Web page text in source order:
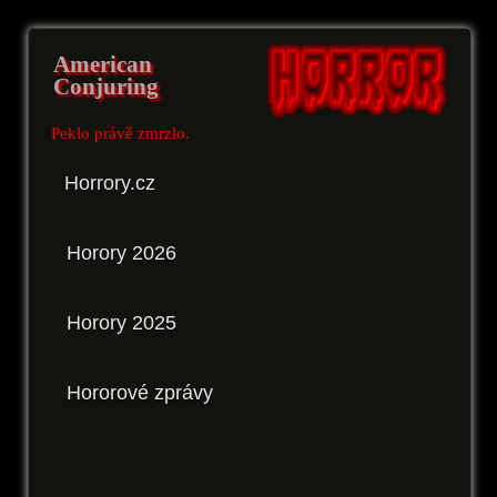
American
Conjuring
Peklo právě zmrzlo.
Horrory.cz
Horory 2026
Horory 2025
Hororové zprávy